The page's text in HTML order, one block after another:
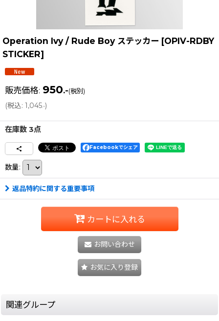
Operation Ivy / Rude Boy ステッカー [OPIV-RDBY
STICKER]
販売価格: 950.-(税別)
(税込: 1,045.-)
在庫数 3点
Facebookでシェア
数量:
返品特約に関する重要事項
カートに入れる
お問い合わせ
お気に入り登録
関連グループ